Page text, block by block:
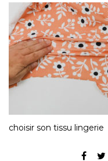
choisir son tissu lingerie